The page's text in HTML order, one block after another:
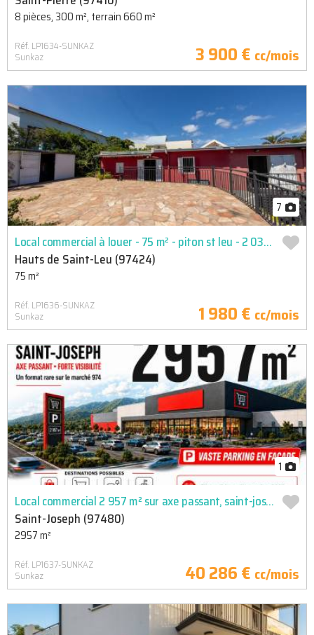
8 pièces, 300 m², terrain 660 m²
Réf. LP1634-SUNKAZ
Sunkaz 3 900 € cc/mois
7
Local commercial à louer - 75 m² - piton st leu - 2 030  cc
Hauts de Saint-Leu (97424)
75 m²
Réf. LP1636-SUNKAZ
Sunkaz 1 980 € cc/mois
1
Local commercial 2 957 m² sur axe passant, saint-joseph
Saint-Joseph (97480)
2957 m²
Réf. LP1637-SUNKAZ
Sunkaz 40 286 € cc/mois